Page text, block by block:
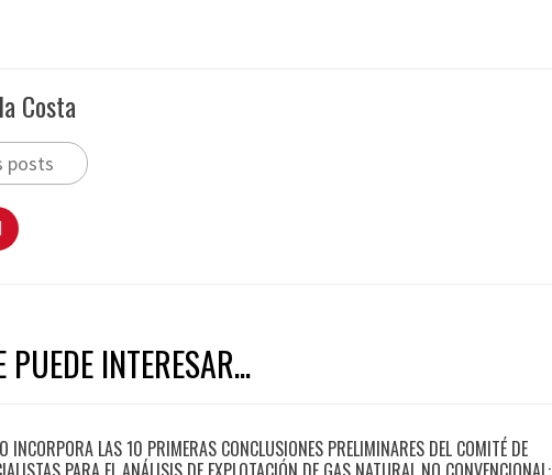
Costa
posts
INTERESAR...
INCORPORA LAS 10 PRIMERAS CONCLUSIONES PRELIMINARES DEL COMITÉ DE